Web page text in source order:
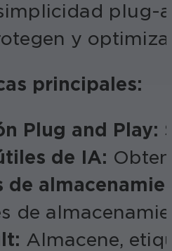
plug-
y
principales:
Plug and Play:
de IA:
de
de
Almacene,